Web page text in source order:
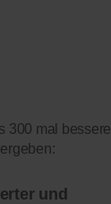
300 mal bessere
und